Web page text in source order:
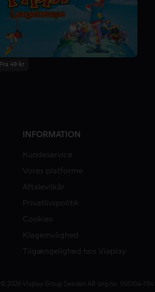
Fra 49 kr
INFORMATION
Kundeservice
Vores platforme
Aftalevilkår
Privatlivspolitik
Cookies
Klagemulighed
Tilgængelighed hos Viaplay
© 2026 Viaplay Group Sweden AB (org.no: 556304-